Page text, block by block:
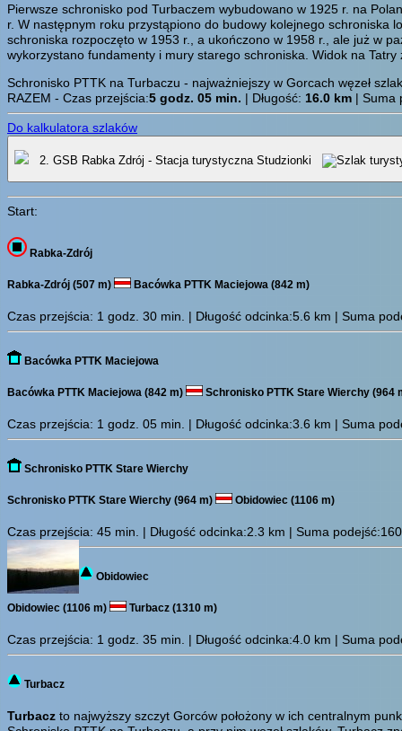
Pierwsze schronisko pod Turbaczem wybudowano w 1925 r. na
r. W następnym roku przystąpiono do budowy kolejnego schroniska
schroniska rozpoczęto w 1953 r., a ukończono w 1958 r., ale już w
wykorzystano fundamenty i mury starego schroniska. Widok na
Schronisko PTTK na Turbaczu - najważniejszy w Gorcach węzeł
RAZEM - Czas przejścia:5 godz. 05 min. | Długość: 16.0 km | Suma
Do kalkulatora szlaków
2. GSB Rabka Zdrój - Stacja turystyczna Studzionki
Start:
Rabka-Zdrój
Rabka-Zdrój (507 m) Bacówka PTTK Maciejowa (842 m)
Czas przejścia: 1 godz. 30 min. | Długość odcinka:5.6 km | Suma
Bacówka PTTK Maciejowa
Bacówka PTTK Maciejowa (842 m) Schronisko PTTK Stare Wierchy (964
Czas przejścia: 1 godz. 05 min. | Długość odcinka:3.6 km | Suma
Schronisko PTTK Stare Wierchy
Schronisko PTTK Stare Wierchy (964 m) Obidowiec (1106 m)
Czas przejścia: 45 min. | Długość odcinka:2.3 km | Suma
Obidowiec
Obidowiec (1106 m) Turbacz (1310 m)
Czas przejścia: 1 godz. 35 min. | Długość odcinka:4.0 km | Suma
Turbacz
Turbacz to najwyższy szczyt Gorców położony w ich centralnym